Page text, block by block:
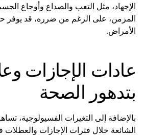
الإجهاد، مثل التعب والصداع وأوجاع
المزمن، على الرغم من ضرره، قد يوفر
الأمراض.
عادات الإجازات
بتدهور الصحة
بالإضافة إلى التغيرات الفسيولوجية،
الشائعة خلال فترات الإجازات والعطلات